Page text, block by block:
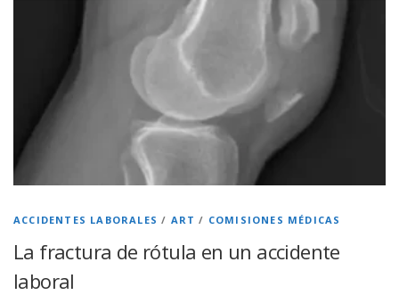
ACCIDENTES LABORALES / ART / COMISIONES MÉDICAS
La fractura de rótula en un accidente
laboral